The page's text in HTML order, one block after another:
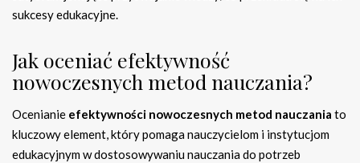
sukcesy edukacyjne.
Jak oceniać efektywność
nowoczesnych metod nauczania?
Ocenianie efektywności nowoczesnych metod nauczania to
kluczowy element, który pomaga nauczycielom i instytucjom
edukacyjnym w dostosowywaniu nauczania do potrzeb